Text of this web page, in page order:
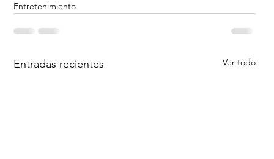
Entretenimiento
Entradas recientes Ver todo